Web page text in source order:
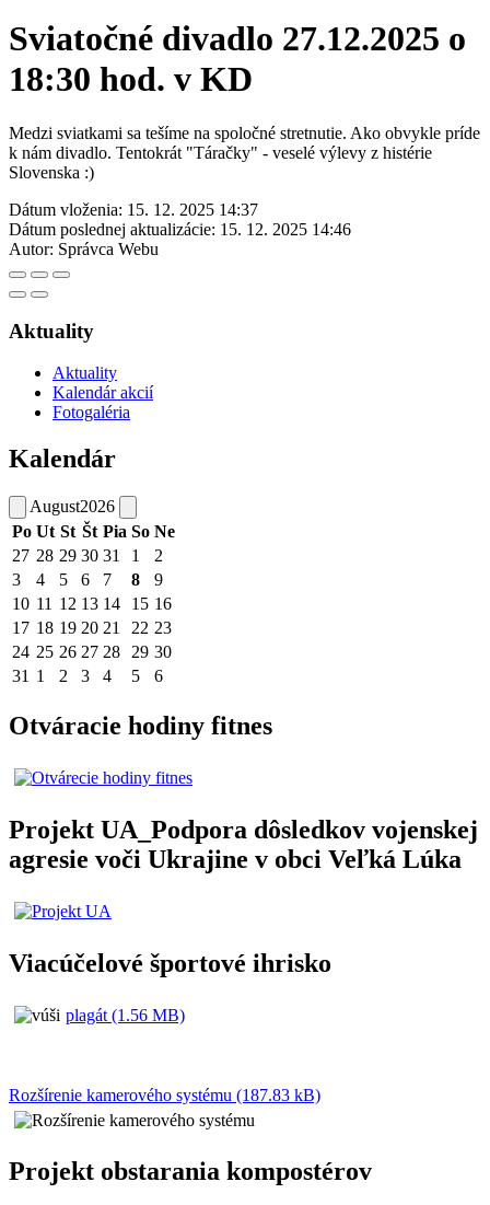
Sviatočné divadlo 27.12.2025 o
18:30 hod. v KD
Medzi sviatkami sa tešíme na spoločné stretnutie. Ako obvykle príde
k nám divadlo. Tentokrát "Táračky" - veselé výlevy z histérie
Slovenska :)
Dátum vloženia: 15. 12. 2025 14:37
Dátum poslednej aktualizácie: 15. 12. 2025 14:46
Autor: Správca Webu
Aktuality
Aktuality
Kalendár akcií
Fotogaléria
Kalendár
August2026
Po Ut St Št Pia So Ne
27 28 29 30 31 1
2
3
4 5 6 7 8
9
10 11 12 13 14 15 16
17 18 19 20 21 22 23
24 25 26 27 28 29 30
31 1 2 3 4 5 6
Otváracie hodiny fitnes
Projekt UA_Podpora dôsledkov vojenskej
agresie voči Ukrajine v obci Veľká Lúka
Viacúčelové športové ihrisko
plagát (1.56 MB)
Rozšírenie kamerového systému (187.83 kB)
Projekt obstarania kompostérov